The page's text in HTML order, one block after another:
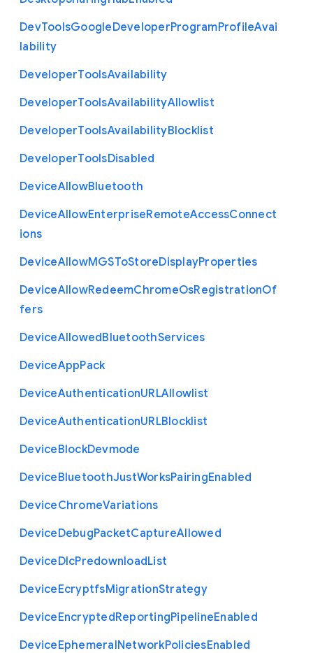
DevToolsGoogleDeveloperProgramProfileAvai
lability
DeveloperToolsAvailability
DeveloperToolsAvailabilityAllowlist
DeveloperToolsAvailabilityBlocklist
DeveloperToolsDisabled
DeviceAllowBluetooth
DeviceAllowEnterpriseRemoteAccessConnect
ions
DeviceAllowMGSToStoreDisplayProperties
DeviceAllowRedeemChromeOsRegistrationOf
fers
DeviceAllowedBluetoothServices
DeviceAppPack
DeviceAuthenticationURLAllowlist
DeviceAuthenticationURLBlocklist
DeviceBlockDevmode
DeviceBluetoothJustWorksPairingEnabled
DeviceChromeVariations
DeviceDebugPacketCaptureAllowed
DeviceDlcPredownloadList
DeviceEcryptfsMigrationStrategy
DeviceEncryptedReportingPipelineEnabled
DeviceEphemeralNetworkPoliciesEnabled